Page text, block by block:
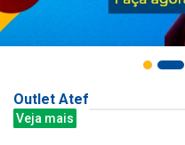
Outlet Atef
Veja mais